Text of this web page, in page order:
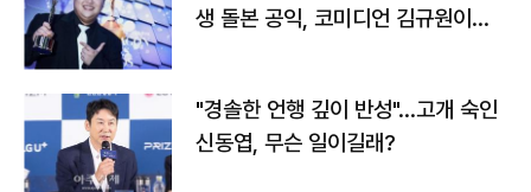
생 돌본 공익, 코미디언 김규원이었
"경솔한 언행 깊이 반성"…고개 숙인
신동엽, 무슨 일이길래?